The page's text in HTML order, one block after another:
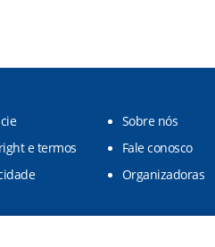
Sobre nós
e termos
Fale conosco
Organizadoras